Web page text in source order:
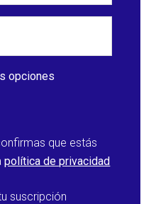
opciones
que estás
política de privacidad
suscripción